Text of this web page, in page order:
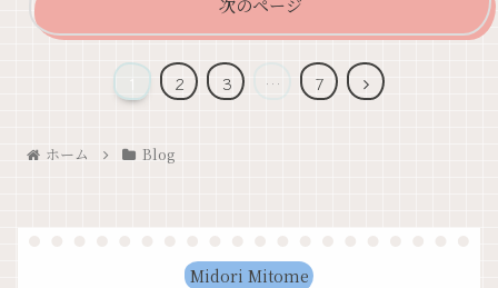
2 3 … 7
ホーム Blog
Midori Mitome